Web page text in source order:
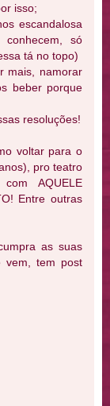
isso;
escandalosa
só
tá no topo)
mais, namorar
beber porque
resoluções!
voltar para o
pro teatro
AQUELE
Entre outras
as suas
vem, tem post